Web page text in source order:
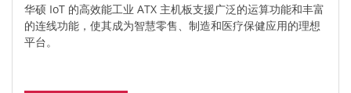
华硕 IoT 的高效能工业 ATX 主机板支援广泛的运算功能和丰富
的连线功能，使其成为智慧零售、制造和医疗保健应用的理想
平台。